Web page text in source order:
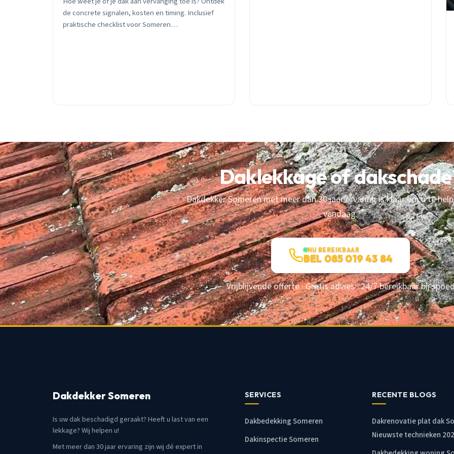
de concrete signalen, kosten en timing. Inclusief
praktische checklist voor Someren
Daklekkage of
Dakdekker Someren met meer dan 30 jaar ervaring is klaar om u te
vandaag.
NU BEREIKBAAR
BEL 085 019 43 84
Vrijblijvende offerte · Gratis advies · 24/7 bereikbaar bij
Dakdekker Someren
Is uw dak beschadigd geraakt? Heeft u last van een
lekkage? Wij helpen u!
Met meer dan 30 jaar ervaring zijn wij dé expert in
SERVICES
Dakbedekking Someren
Dakinspectie Someren
RECENTE BLOGS
Dakrenovatie plat dak
Nieuwste technieken